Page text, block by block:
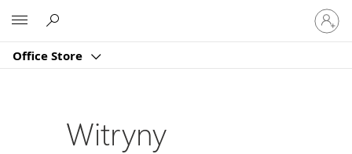
Office Store
Zaloguj
się
do
konta
Witryny